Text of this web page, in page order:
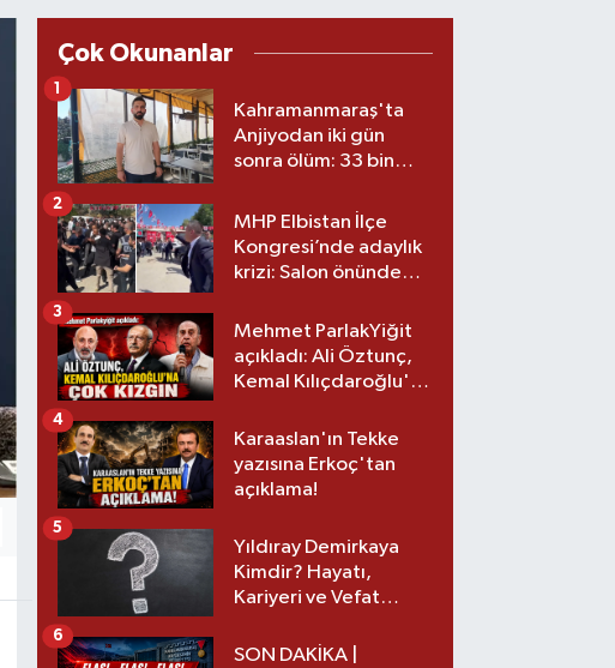
Çok Okunanlar
Kahramanmaraş'ta
Anjiyodan iki gün
sonra ölüm: 33 bin
savcılıkta
1
MHP Elbistan İlçe
Kongresi’nde adaylık
krizi: Salon önünde
2
Mehmet ParlakYiğit
açıkladı: Ali Öztunç,
Kemal Kılıçdaroğlu'na
3
Karaaslan'ın Tekke
yazısına Erkoç'tan
açıklama!
4
Yıldıray Demirkaya
Kimdir? Hayatı,
Kariyeri ve Vefat
5
SON DAKİKA |
6